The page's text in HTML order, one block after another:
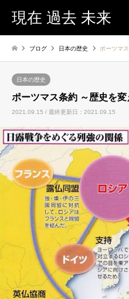
現在 過去 未来
ブログ 日本の歴史 ポーツマ
日本の歴史
ポーツマス条約 ～歴史を
2021.09.15 / 最終更新日：2021.09.15